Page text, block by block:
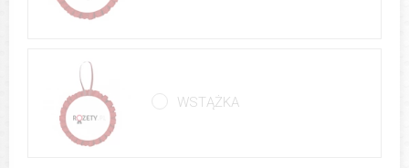
WSTĄŻKA